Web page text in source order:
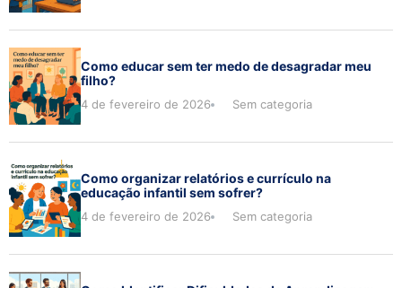
Como educar sem ter medo de desagradar meu
filho?
4 de fevereiro de 2026 Sem categoria
Como organizar relatórios e currículo na
educação infantil sem sofrer?
4 de fevereiro de 2026 Sem categoria